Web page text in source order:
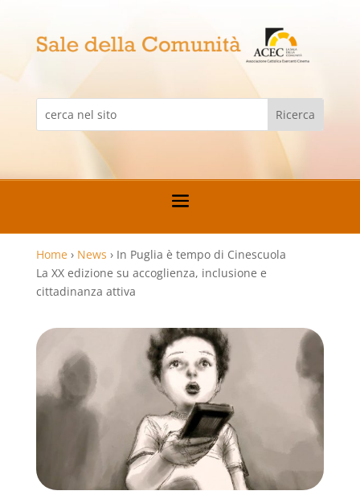
Home › News › In Puglia è tempo di Cinescuola
La XX edizione su accoglienza, inclusione e
cittadinanza attiva